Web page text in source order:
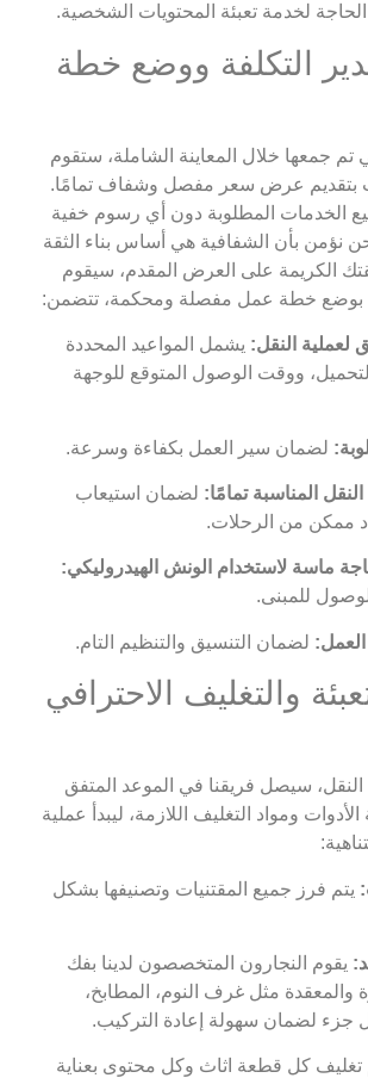
لخدمة تعبئة المحتويات الشخصية.
2: تقدير التكلفة ووضع خطة
تم جمعها خلال المعاينة الشاملة، ستقوم
عرض سعر مفصل وشفاف تمامًا.
الخدمات المطلوبة دون أي رسوم خفية
نؤمن بأن الشفافية هي أساس بناء الثقة
الكريمة على العرض المقدم، سيقوم
بوضع خطة عمل مفصلة ومحكمة، تتضمن:
النقل: يشمل المواعيد المحددة
ووقت الوصول المتوقع للوجهة
لضمان سير العمل بكفاءة وسرعة.
المناسبة تمامًا: لضمان استيعاب
ممكن من الرحلات.
ماسة لاستخدام الونش الهيدروليكي:
للمبنى.
لضمان التنسيق والتنظيم التام.
3: التعبئة والتغليف الاحترافي
النقل، سيصل فريقنا في الموعد المتفق
ومواد التغليف اللازمة، ليبدأ عملية
يتم فرز جميع المقتنيات وتصنيفها بشكل
يقوم النجارون المتخصصون لدينا بفك
والمعقدة مثل غرف النوم، المطابخ،
جزء لضمان سهولة إعادة التركيب.
تغليف كل قطعة اثاث وكل محتوى بعناية